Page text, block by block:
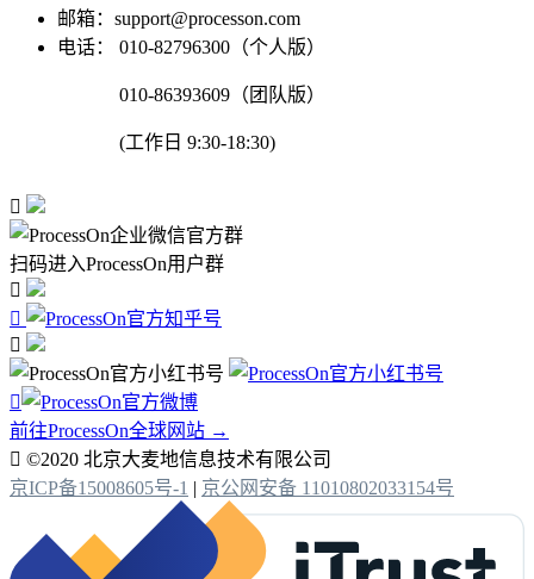
邮箱：support@processon.com
电话：
010-82796300（个人版）
010-86393609（团队版）
(工作日 9:30-18:30)

扫码进入ProcessOn用户群




前往ProcessOn全球网站 →
 ©2020 北京大麦地信息技术有限公司
京ICP备15008605号-1 | 京公网安备 11010802033154号